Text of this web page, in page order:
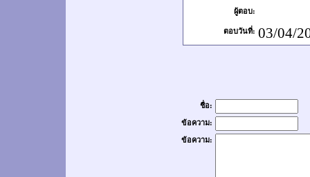
ผู้ตอบ:
ตอบวันที่: 03/04/
ชื่อ:
ข้อความ:
ข้อความ: